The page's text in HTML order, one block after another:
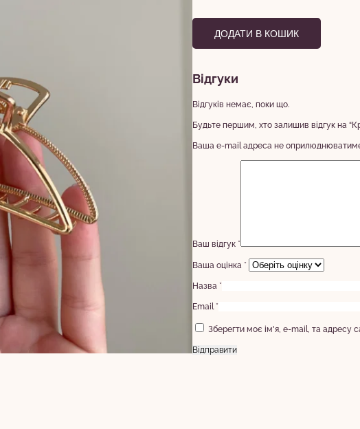
ДОДАТИ В КОШИК
Відгуки
Відгуків немає, поки що.
Будьте першим, хто залишив відгук на
Ваша e-mail адреса не
Ваш відгук *
Ваша оцінка *
Назва *
Email *
Зберегти моє ім'я, e-mail, та адресу